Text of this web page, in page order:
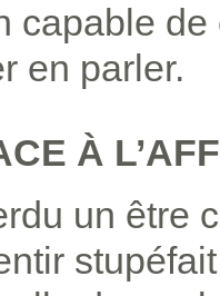
capable
en parler.
À
un être